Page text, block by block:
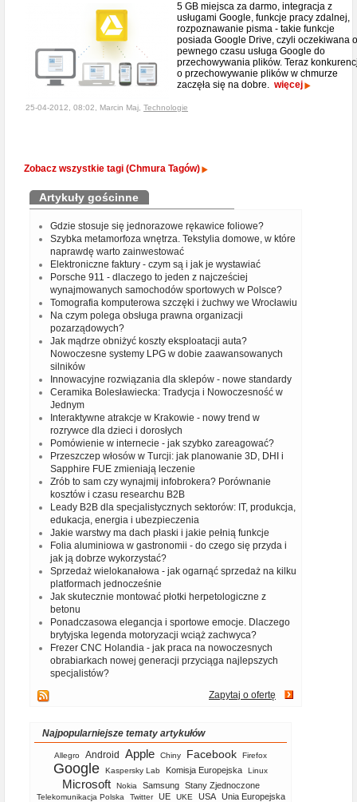
5 GB miejsca za darmo, integracja z
usługami Google, funkcje pracy zdalnej,
rozpoznawanie pisma - takie funkcje
posiada Google Drive, czyli oczekiwana
pewnego czasu usługa Google do
przechowywania plików. Teraz
o przechowywanie plików w chmurze
zaczęła się na dobre. więcej
25-04-2012, 08:02, Marcin Maj, Technologie
Zobacz wszystkie tagi (Chmura Tagów)
Artykuły gościnne
Gdzie stosuje się jednorazowe rękawice foliowe?
Szybka metamorfoza wnętrza. Tekstylia domowe, w które
naprawdę warto zainwestować
Elektroniczne faktury - czym są i jak je wystawiać
Porsche 911 - dlaczego to jeden z najcześciej
wynajmowanych samochodów sportowych w Polsce?
Tomografia komputerowa szczęki i żuchwy we Wrocławiu
Na czym polega obsługa prawna organizacji
pozarządowych?
Jak mądrze obniżyć koszty eksploatacji auta?
Nowoczesne systemy LPG w dobie zaawansowanych
silników
Innowacyjne rozwiązania dla sklepów - nowe standardy
Ceramika Bolesławiecka: Tradycja i Nowoczesność w
Jednym
Interaktywne atrakcje w Krakowie - nowy trend w
rozrywce dla dzieci i dorosłych
Pomówienie w internecie - jak szybko zareagować?
Przeszczep włosów w Turcji: jak planowanie 3D, DHI i
Sapphire FUE zmieniają leczenie
Zrób to sam czy wynajmij infobrokera? Porównanie
kosztów i czasu researchu B2B
Leady B2B dla specjalistycznych sektorów: IT, produkcja,
edukacja, energia i ubezpieczenia
Jakie warstwy ma dach płaski i jakie pełnią funkcje
Folia aluminiowa w gastronomii - do czego się przyda i
jak ją dobrze wykorzystać?
Sprzedaż wielokanałowa - jak ogarnąć sprzedaż na kilku
platformach jednocześnie
Jak skutecznie montować płotki herpetologiczne z
betonu
Ponadczasowa elegancja i sportowe emocje. Dlaczego
brytyjska legenda motoryzacji wciąż zachwyca?
Frezer CNC Holandia - jak praca na nowoczesnych
obrabiarkach nowej generacji przyciąga najlepszych
specjalistów?
Zapytaj o ofertę
Najpopularniejsze tematy artykułów
Allegro Android Apple Chiny Facebook Firefox
Google Kaspersky Lab Komisja Europejska Linux
Microsoft Nokia Samsung Stany Zjednoczone
Telekomunikacja Polska Twitter UE UKE USA Unia Europejska